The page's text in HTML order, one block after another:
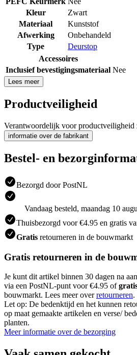
Kleur
Zwart
Materiaal
Kunststof
Afwerking
Onbehandeld
Type
Deurstop
Accessoires
Inclusief bevestigingsmateriaal Nee
Lees meer
Productveiligheid
Verantwoordelijk voor productveiligheid
informatie over de fabrikant
Bestel- en
Bezorgd door PostNL
Vandaag besteld, maandag 10
Thuisbezorgd voor €4.95 en gratis
Gratis retourneren in de bouwmarkt
Gratis retourneren in de
Je kunt dit artikel binnen 30 dagen na
via een PostNL-punt voor €4.95 of
bouwmarkt. Lees meer overretourneren.
Let op: De bedenktijd en het kunnen
op maat gemaakte artikelen en verse/
planten.
Meer informatie over de bezorging